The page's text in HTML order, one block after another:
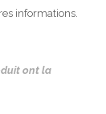
informations.
ont la